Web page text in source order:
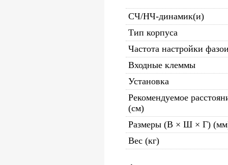
СЧ/НЧ-динамик(и)
Тип корпуса
Частота настройки
Входные клеммы
Установка
Рекомендуемое
(см)
Размеры (В × Ш × Г)
Вес (кг)